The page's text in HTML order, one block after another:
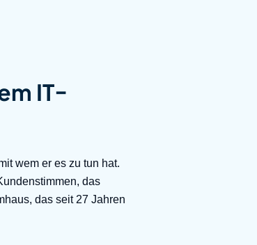
IT-
wem er es zu tun hat.
das
das seit 27 Jahren